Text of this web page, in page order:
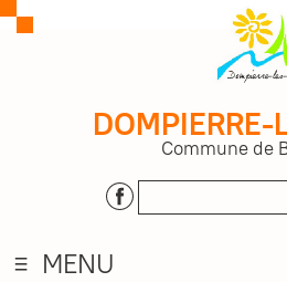
DOMPIERRE-
Commune de
MENU